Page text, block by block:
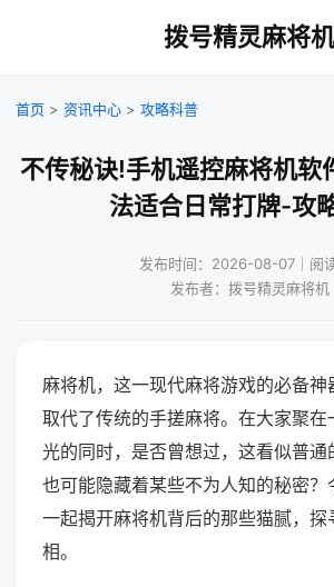
拨号精灵麻将机
首页 > 资讯中心 > 攻略科普
不传秘诀!手机遥控麻将机软
法适合日常打牌-攻
发布时间：2026-08-07｜阅
发布者：拨号精灵麻将机
麻将机，这一现代麻将游戏的必备神
取代了传统的手搓麻将。在大家聚在
光的同时，是否曾想过，这看似普通
也可能隐藏着某些不为人知的秘密？
一起揭开麻将机背后的那些猫腻，探
相。